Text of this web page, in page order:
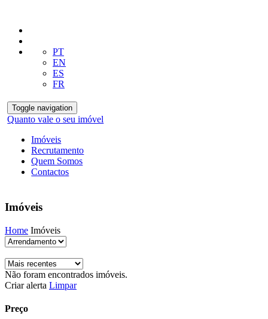
PT
EN
ES
FR
Toggle navigation
Quanto vale o seu imóvel
Imóveis
Recrutamento
Quem Somos
Contactos
Imóveis
Home Imóveis
Não foram encontrados imóveis.
Criar alerta Limpar
Preço